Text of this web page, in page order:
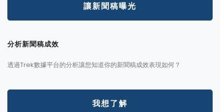
讓新聞稿曝光
分析新聞稿成效
透過Trek數據平台的分析讓您知道你的新聞稿成效表現如何？
我想了解